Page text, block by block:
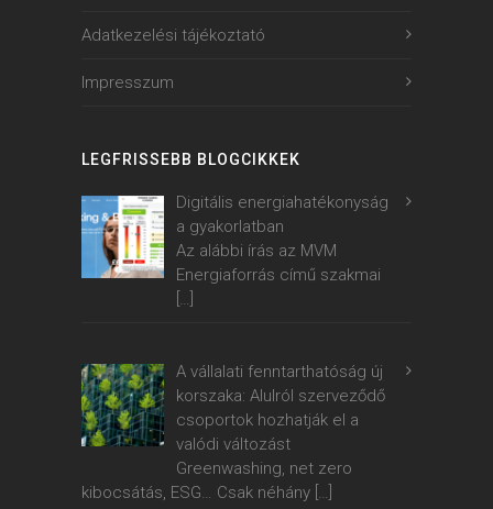
Adatkezelési tájékoztató
Impresszum
LEGFRISSEBB BLOGCIKKEK
Digitális energiahatékonyság
a gyakorlatban
Az alábbi írás az MVM
Energiaforrás című szakmai
[…]
A vállalati fenntarthatóság új
korszaka: Alulról szerveződő
csoportok hozhatják el a
valódi változást
Greenwashing, net zero
kibocsátás, ESG… Csak néhány […]